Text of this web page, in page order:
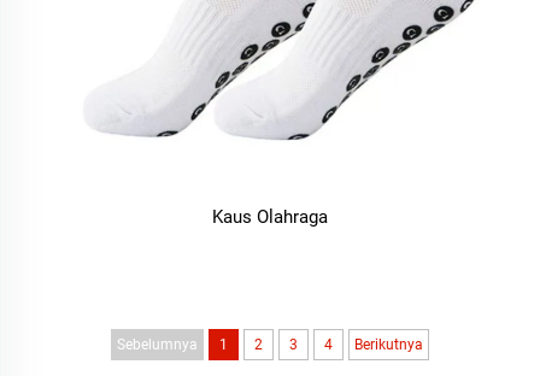
Kaus Olahraga
Sebelumnya 1 2 3 4 Berikutnya